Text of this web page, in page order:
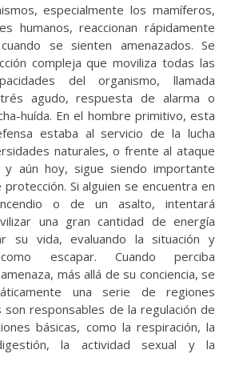
especialmente los mamíferos,
humanos, reaccionan rápidamente
se sienten amenazados. Se
compleja que moviliza todas las
del organismo, llamada
agudo, respuesta de alarma o
huída. En el hombre primitivo, esta
estaba al servicio de la lucha
naturales, o frente al ataque
y aún hoy, sigue siendo importante
Si alguien se encuentra en
o de un asalto, intentará
una gran cantidad de energía
su vida, evaluando la situación y
escapar. Cuando perciba
más allá de su conciencia, se
una serie de regiones
son responsables de la regulación de
básicas, como la respiración, la
la actividad sexual y la